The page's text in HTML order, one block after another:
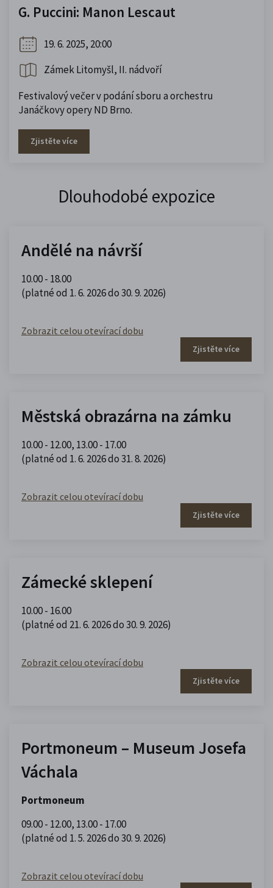
G. Puccini: Manon Lescaut
19. 6. 2025, 20:00
Zámek Litomyšl, II. nádvoří
Festivalový večer v podání sboru a orchestru
Janáčkovy opery ND Brno.
Zjistěte více
Dlouhodobé expozice
Andělé na návrší
10.00 - 18.00
(platné od 1. 6. 2026 do 30. 9. 2026)
Zobrazit celou otevírací dobu
Zjistěte více
Městská obrazárna na zámku
10.00 - 12.00, 13.00 - 17.00
(platné od 1. 6. 2026 do 31. 8. 2026)
Zobrazit celou otevírací dobu
Zjistěte více
Zámecké sklepení
10.00 - 16.00
(platné od 21. 6. 2026 do 30. 9. 2026)
Zobrazit celou otevírací dobu
Zjistěte více
Portmoneum – Museum Josefa
Váchala
Portmoneum
09.00 - 12.00, 13.00 - 17.00
(platné od 1. 5. 2026 do 30. 9. 2026)
Zobrazit celou otevírací dobu